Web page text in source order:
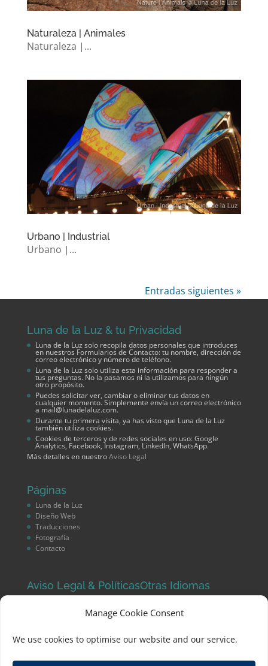
Manage Cookie Consent
We use cookies to optimise our website and our service.
Naturaleza | Animales
Naturaleza |...
Urbano | Industrial
Urbano |...
Entradas siguientes »
Luna de la Luz & tu Privacidad
Luna de la Luz solo recopila datos personales que introduces
en nuestros Formularios de Contacto: tu nombre, dirección de
correo electrónico y número de teléfono.
Luna de la Luz solo utiliza esta información para responder a
tus preguntas. No la pasamos ni la utilizamos para ningún
otro propósito.
Puedes solicitar ver, cambiar o eliminar tus datos en
cualquier momento. Simplemente envía un correo electrónico
a mail@lunadelaluz.com.
Durante tu primera visita, ya has visto que Luna de la Luz
también utiliza cookies.
Cookies de terceros y de redes sociales en uso: Google
Analytics, Facebook, Instagram, LinkedIn, WhatsApp.
Más detalles en nuestroAviso Legal
Páginas
Luna de la Luz
Diseño Web
Traducciones
Fotografía
Contacto
Aviso Legal & Políticas
Política de Privacidad
Cookie Policy (EU) | en inglés
Otras Idiomas
Deutsch